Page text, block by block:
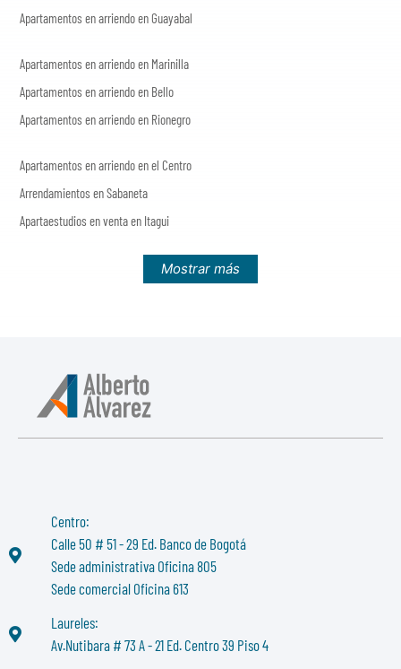
Apartamentos en arriendo en Guayabal
Apartamentos en arriendo en Marinilla
Apartamentos en arriendo en Bello
Apartamentos en arriendo en Rionegro
Apartamentos en arriendo en el Centro
Arrendamientos en Sabaneta
Apartaestudios en venta en Itagui
Mostrar más
Centro:
Calle 50 # 51 - 29 Ed. Banco de Bogotá
Sede administrativa Oficina 805
Sede comercial Oficina 613
Laureles:
Av.Nutibara # 73 A - 21 Ed. Centro 39 Piso 4